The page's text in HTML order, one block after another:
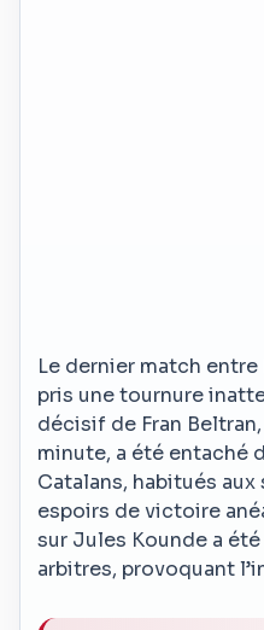
Le dernier match
pris une tournure
décisif de Fran
minute, a été entaché
Catalans, habitués
espoirs de victoire
sur Jules Kounde a
arbitres, provoquant